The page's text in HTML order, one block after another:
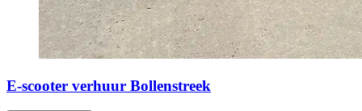
E-scooter verhuur Bollenstreek